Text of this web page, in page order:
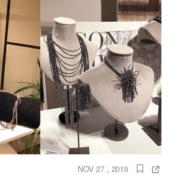
NOV 27 , 2019